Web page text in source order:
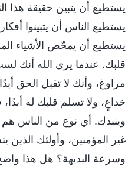
يستطيع أن يتبين حقيقة هذا
يستطيع الناس أن يتبينوا
يستطيع أن يمحّص الأشياء
قلبك. عندما يرى الله أنك
مراوغ، وأنك لا تقبل الحق
خداعٍ، ولا تسلم قلبك له
وينبذك. أي نوع من الناس هم
غير المؤمنين، وأولئك الذين
وسرعة البديهة؟ هل هذا